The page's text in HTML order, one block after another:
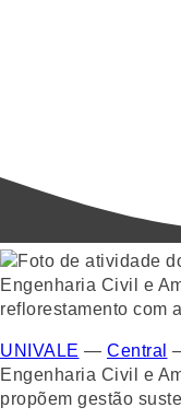
UNIVALE — Central
Engenharia Civil e
propõem gestão